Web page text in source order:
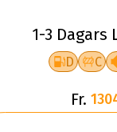
1-3 Dagars
D C
Fr.